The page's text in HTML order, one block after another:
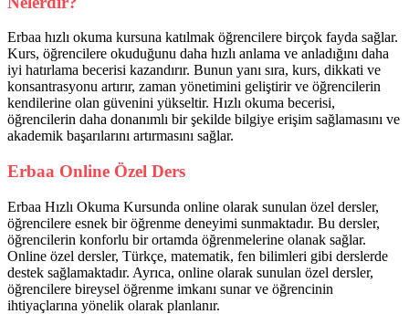
Erbaa hızlı okuma kursuna katılmak öğrencilere birçok fayda sağlar.
Kurs, öğrencilere okuduğunu daha hızlı anlama ve anladığını daha
iyi hatırlama becerisi kazandırır. Bunun yanı sıra, kurs, dikkati ve
konsantrasyonu artırır, zaman yönetimini geliştirir ve öğrencilerin
kendilerine olan güvenini yükseltir. Hızlı okuma becerisi,
öğrencilerin daha donanımlı bir şekilde bilgiye erişim sağlamasını ve
akademik başarılarını artırmasını sağlar.
Erbaa Online Özel Ders
Erbaa Hızlı Okuma Kursunda online olarak sunulan özel dersler,
öğrencilere esnek bir öğrenme deneyimi sunmaktadır. Bu dersler,
öğrencilerin konforlu bir ortamda öğrenmelerine olanak sağlar.
Online özel dersler, Türkçe, matematik, fen bilimleri gibi derslerde
destek sağlamaktadır. Ayrıca, online olarak sunulan özel dersler,
öğrencilere bireysel öğrenme imkanı sunar ve öğrencinin
ihtiyaçlarına yönelik olarak planlanır.